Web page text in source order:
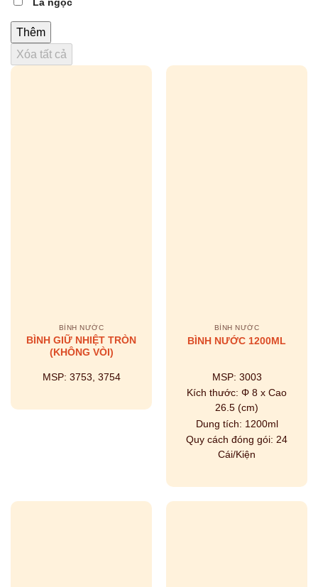
Thêm
Xóa tất cả
BÌNH NƯỚC
BÌNH GIỮ NHIỆT TRÒN
(KHÔNG VÒI)
MSP: 3753, 3754
BÌNH NƯỚC
BÌNH NƯỚC 1200ML
MSP: 3003
Kích thước: Φ 8 x Cao
26.5 (cm)
Dung tích: 1200ml
Quy cách đóng gói: 24
Cái/Kiện